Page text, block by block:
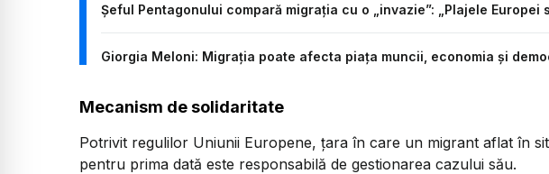
Șeful Pentagonului compară migrația cu o „invazie”: „Plajele Europei
Giorgia Meloni: Migrația poate afecta piața muncii, economia și
Mecanism de solidaritate
Potrivit regulilor Uniunii Europene, țara în care un migrant aflat în
pentru prima dată este responsabilă de gestionarea cazului său.